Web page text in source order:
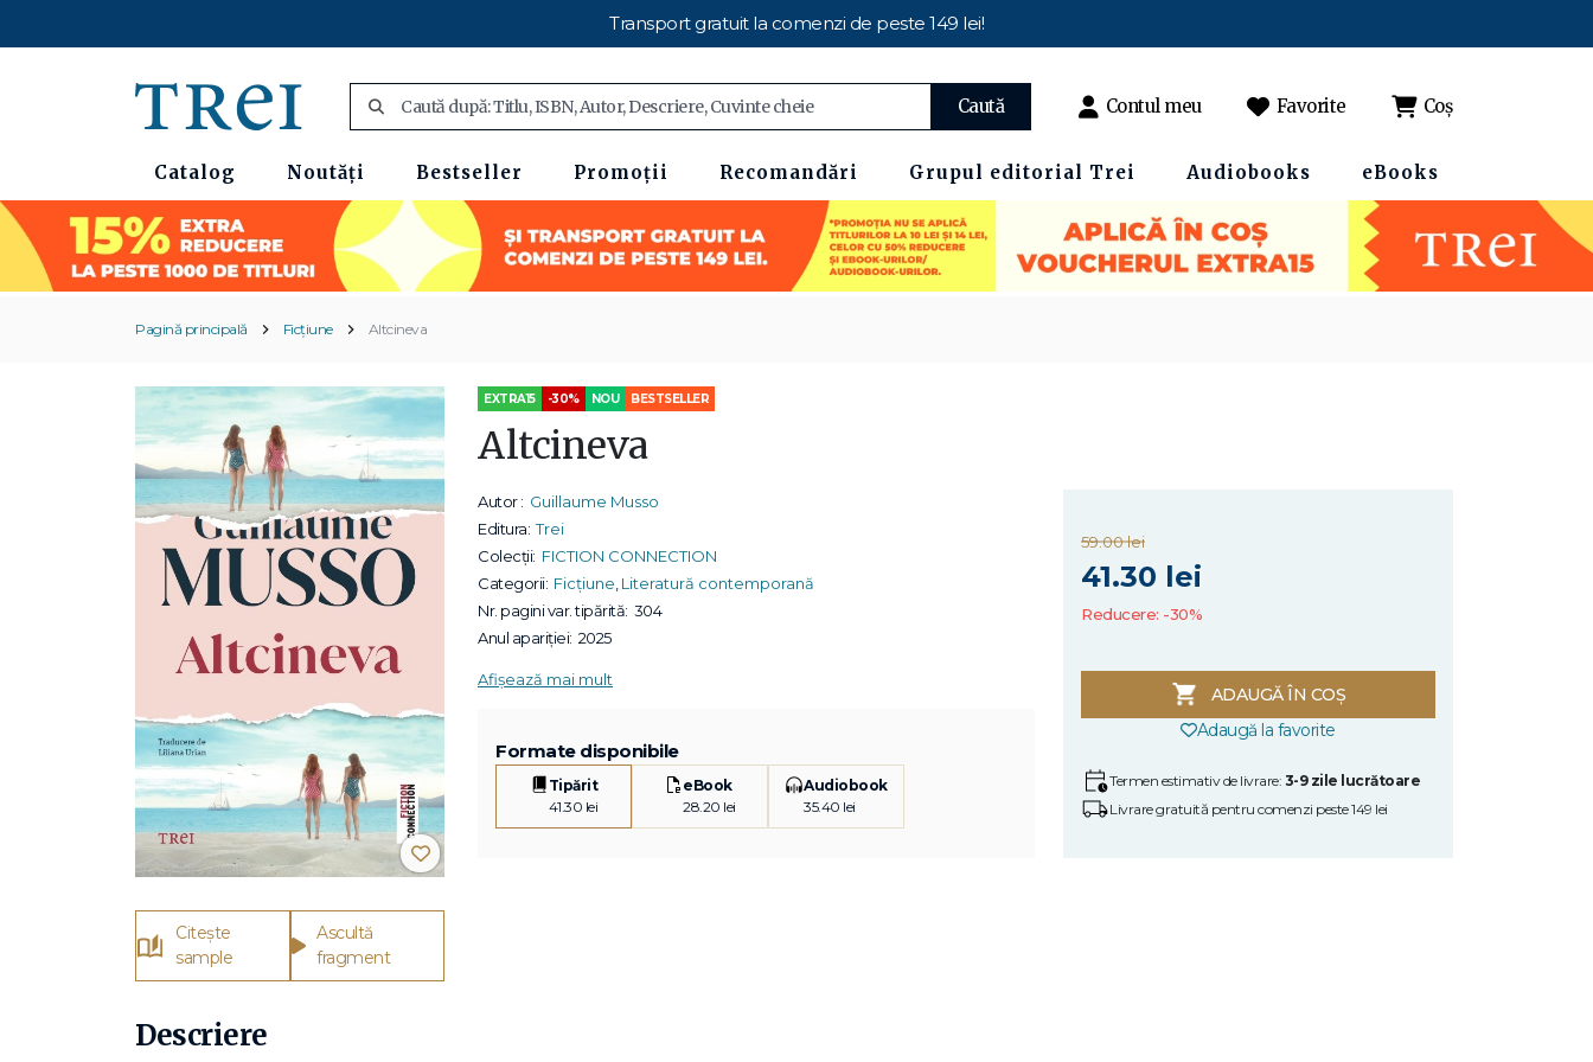
Transport gratuit la comenzi de peste 149 lei!
Caută Contul meu Favorite Coș
Catalog Noutăți Bestseller Promoții Recomandări Grupul editorial Trei Audiobooks eBooks
Pagină principală Ficțiune Altcineva
Citește
sample
Ascultă
fragment
EXTRA15 -30% NOU BESTSELLER
Altcineva
Autor : Guillaume Musso
Editura: Trei
Colecții: FICTION CONNECTION
Categorii: Ficțiune Literatură contemporană
Nr. pagini var. tipărită: 304
Anul apariției: 2025
Afișează mai mult
Formate disponibile
Tipărit
41.30 lei
eBook
28.20 lei
Audiobook
35.40 lei
59.00 lei
41.30 lei
Reducere: -30%
ADAUGĂ ÎN COȘ
Adaugă la favorite
Termen estimativ de livrare: 3-9 zile lucrătoare
Livrare gratuită pentru comenzi peste 149 lei
Descriere